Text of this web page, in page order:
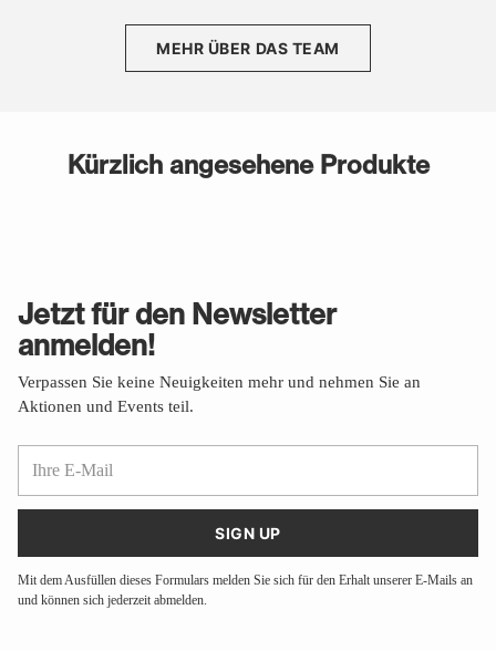
MEHR ÜBER DAS TEAM
Kürzlich angesehene Produkte
Jetzt für den Newsletter
anmelden!
Verpassen Sie keine Neuigkeiten mehr und nehmen Sie an
Aktionen und Events teil.
SIGN UP
Mit dem Ausfüllen dieses Formulars melden Sie sich für den Erhalt unserer E-Mails an
und können sich jederzeit abmelden.